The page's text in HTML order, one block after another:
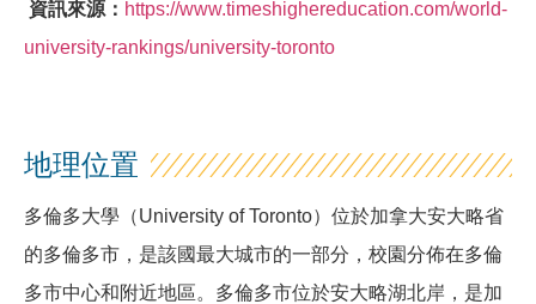
資訊來源： https://www.timeshighereducation.com/world-
university-rankings/university-toronto
地理位置
多倫多大學（University of Toronto）位於加拿大安大略省
的多倫多市，是該國最大城市的一部分，校園分佈在多倫
多市中心和附近地區。多倫多市位於安大略湖北岸，是加